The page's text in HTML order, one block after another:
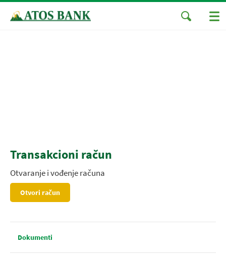
Transakcioni račun
Otvaranje i vođenje računa
Otvori račun
Dokumenti